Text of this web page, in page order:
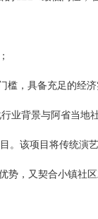
槛，具备充足的经
业背景与阿省当地
。该项目将传统演
势，又契合小镇社